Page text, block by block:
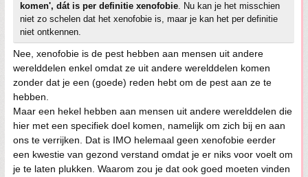
komen', dát is per definitie xenofobie. Nu kan je het misschien
niet zo schelen dat het xenofobie is, maar je kan het per definitie
niet ontkennen.
Nee, xenofobie is de pest hebben aan mensen uit andere
werelddelen enkel omdat ze uit andere werelddelen komen
zonder dat je een (goede) reden hebt om de pest aan ze te
hebben.
Maar een hekel hebben aan mensen uit andere werelddelen die
hier met een specifiek doel komen, namelijk om zich bij en aan
ons te verrijken. Dat is IMO helemaal geen xenofobie eerder
een kwestie van gezond verstand omdat je er niks voor voelt om
je te laten plukken. Waarom zou je dat ook goed moeten vinden